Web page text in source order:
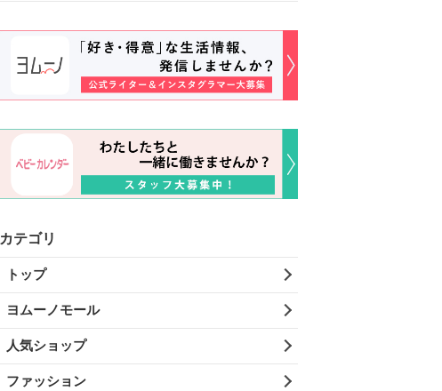
カテゴリ
トップ
ヨムーノモール
人気ショップ
ファッション